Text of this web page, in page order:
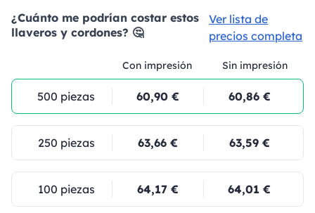
¿Cuánto me podrían costar estos
llaveros y cordones? 🤔
Ver lista de
precios completa
Con impresión Sin impresión
500 piezas 60,90 € 60,86 €
250 piezas 63,66 € 63,59 €
100 piezas 64,17 € 64,01 €